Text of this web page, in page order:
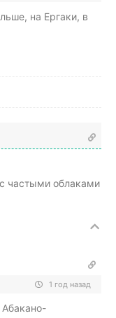
на Ергаки, в
частыми облаками
1 год назад